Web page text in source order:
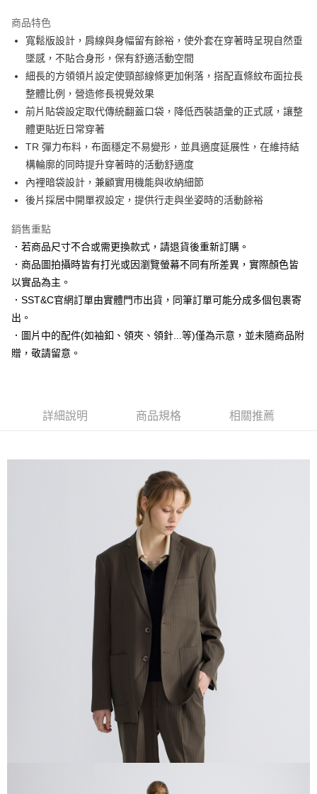
合作金庫商業銀行
華南商業銀行
彰化商業銀行
上海商業儲蓄銀行
台北富邦商業銀行
國泰世華商業銀行
兆豐國際商業銀行
臺灣中小企業銀行
匯豐（台灣）商業銀行
華泰商業銀行
聯邦商業銀行
遠東國際商業銀行
元大商業銀行
玉山商業銀行
星展（台灣）商業銀行
台新國際商業銀行
中國信託商業銀行
台灣樂天信用卡公司
6 期 0 利率 每期
華南商業銀行
彰化商業銀行
上海商業儲蓄銀行
台北富邦商業銀行
國泰世華商業銀行
臺灣中小企業銀行
台中商業銀行
匯豐（台灣）商業銀行
聯邦商業銀行
遠東國際商業銀行
元大商業銀行
永豐商業銀行
玉山商業銀行
星展（台灣）商業銀行
台新國際商業銀行
中國信託商業銀行
台灣樂天信用卡公司
LINE Pay
Apple Pay
街口支付
悠遊付
Google Pay
全盈+PAY
相關說明
【關於「AFTEE先享後付」】
AFTEE先享後付是「在收到商品之後才付款」的支付方式。 讓您購物簡單
便利好安心！
１．簡單：不需註冊會員、不需綁卡、不需儲值。
２．便利：只要手機號碼，簡訊認證，即可結帳。
【「AFTEE先享後付」結帳流程】
１．於結帳方式選擇「AFTEE先享後付」後，將跳轉至「AFTEE先享後付」
結帳頁面，進行簡訊認證並確認金額後，即可完成結帳。
※ 請注意：結帳手續完成當下不需立刻繳費，但若您需要取消訂單，請聯絡
購買商品的店家。未經商家同意取消之訂單仍視為有效，需透過AFTEE先享
是否繳費成功／繳費後需取消欲退款等相關疑問，請聯繫「AFTEE先享後付
https://netprotections.freshdesk.com/support/home
１．透過由恩沛科技股份有限公司提供之「AFTEE先享後付」服務完成之交
易，需依本服務之必要範圍內提供個人資料，並將交易相關給付款項請求債
權轉讓予恩沛科技股份有限公司。
２．關於個人資料處理事宜，請瀏覽以下網址：
https://aftee.tw/terms/#terms3
３．未成年的使用者請事先徵得法定代理人或監護人之同意方可使用
「AFTEE先享後付」，若未經同意申辦者引起之損失，本公司不負相關責
４．使用「AFTEE先享後付」時，將依據個別帳號之用戶狀況，依本公司即
時審查核予不同之上限額度；若仍有額度不足之情形，本公司將視審查結果
請求用戶進行身份認證。
５．嚴禁一人註冊多個帳號或使用他人資訊註冊。若發現惡意使用之情形，
恩沛科技股份有限公司將有權停止該用戶之使用額度並採取法律行動。
運送方式
新竹物流宅配
每筆NT$120，滿NT$3,000(含以上)免運費
新竹物流離島宅配
商品特色
寬鬆版設計，肩線與身幅留有餘裕，使外套在穿著時呈現自然垂
墜感，不貼合身形，保有舒適活動空間
細長的方領領片設定使頸部線條更加俐落，搭配直條紋布面拉長
整體比例，營造修長視覺效果
前片貼袋設定取代傳統翻蓋口袋，降低西裝語彙的正式感，讓整
體更貼近日常穿著
TR 彈力布料，布面穩定不易變形，並具適度延展性，在維持結
構輪廓的同時提升穿著時的活動舒適度
內裡暗袋設計，兼顧實用機能與收納細節
後片採居中開單衩設定，提供行走與坐姿時的活動餘裕
銷售重點
．若商品尺寸不合或需更換款式，請退貨後重新訂購。
．商品圖拍攝時皆有打光或因瀏覽螢幕不同有所差異，實際顏色皆
以實品為主。
．SST&C官網訂單由實體門市出貨，同筆訂單可能分成多個包裹寄
出。
．圖片中的配件(如袖釦、領夾、領針...等)僅為示意，並未隨商品附
贈，敬請留意。
詳細說明 商品規格 相關推薦